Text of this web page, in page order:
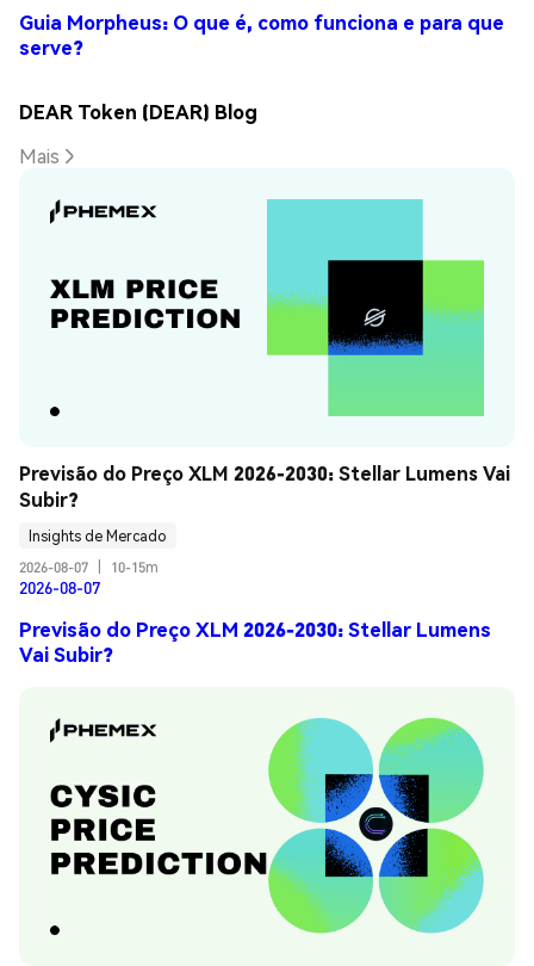
Guia Morpheus: O que é, como funciona e para que
serve?
DEAR Token (DEAR) Blog
Mais
Previsão do Preço XLM 2026-2030: Stellar Lumens Vai
Subir?
Insights de Mercado
2026-08-07
10-15m
2026-08-07
Previsão do Preço XLM 2026-2030: Stellar Lumens
Vai Subir?